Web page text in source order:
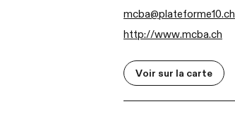
mcba@plateforme10.ch
http://www.mcba.ch
Voir sur la carte